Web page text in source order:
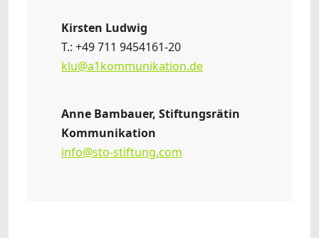
Kirsten Ludwig
T.: +49 711 9454161-20
klu@a1kommunikation.de
Anne Bambauer, Stiftungsrätin
Kommunikation
info@sto-stiftung.com